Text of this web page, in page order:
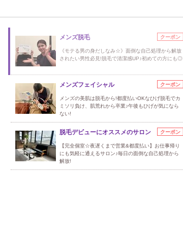
メンズ脱毛 クーポン
《モテる男の身だしなみ☆》面倒な自己処理から解放
されたい男性必見!脱毛で清潔感UP♪初めての方にも◎
メンズフェイシャル クーポン
メンズの美肌は脱毛から!都度払いOKなひげ脱毛でカ
ミソリ負け、肌荒れから卒業♪午後もひげが気になら
ない!
脱毛デビューにオススメのサロン クーポン
【完全個室☆夜遅くまで営業&都度払い】お仕事帰り
にも気軽に通えるサロン♪毎日の面倒な自己処理から
解放!